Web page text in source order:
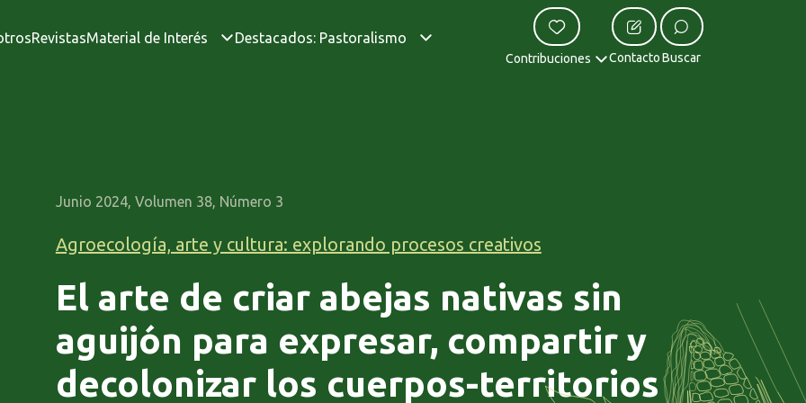
RevistasMaterial de Interés Destacados: Pastoralismo
Contribuciones Contacto Buscar
Junio 2024, Volumen 38, Número 3
Agroecología, arte y cultura: explorando procesos creativos
El arte de criar abejas nativas sin
aguijón para expresar, compartir y
decolonizar los cuerpos-territorios